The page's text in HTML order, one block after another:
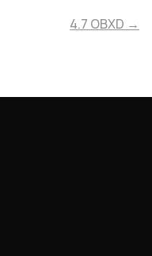
4.7 OBXD →